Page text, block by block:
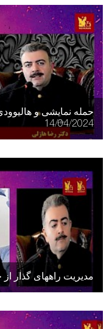
حمله نمایشی و
14/04/2024
مدیریت راههای گذار از